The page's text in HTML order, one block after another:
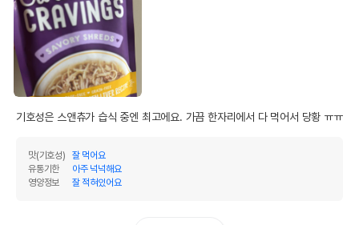
기호성은 스앤츄가 습식 중엔 최고에요. 가끔 한자리에서 다 먹어서 당황 ㅠㅠ
맛(기호성)
잘 먹어요
유통기한
아주 넉넉해요
영양정보
잘 적혀있어요